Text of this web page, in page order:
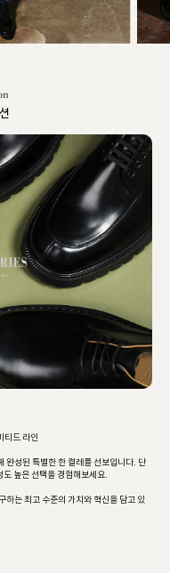
티드 라인
완성된 특별한 한 켤레를 선보입니다. 단
높은 선택을 경험해보세요.
하는 최고 수준의 가치와 혁신을 담고 있